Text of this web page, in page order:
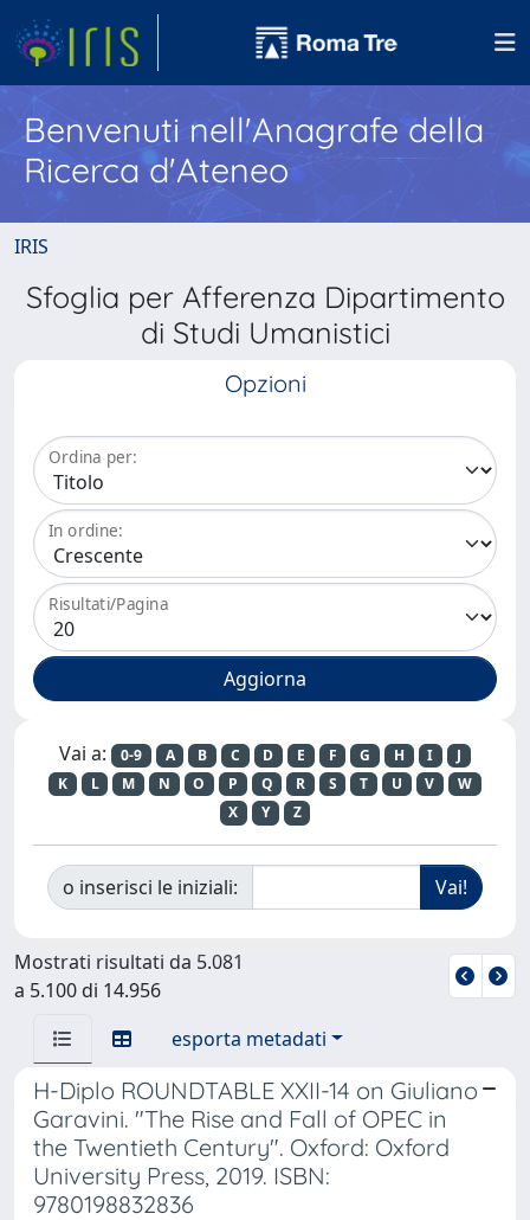
Benvenuti nell'Anagrafe della
Ricerca d'Ateneo
IRIS
Sfoglia per Afferenza Dipartimento
di Studi Umanistici
Opzioni
Ordina per:
In ordine:
Risultati/Pagina
Vai a: 0-9 A B C D E F G H I
J
K
L M N O P Q R S T U V
W
X
Y Z
o inserisci le iniziali:
Mostrati risultati da 5.081
a 5.100 di 14.956
esporta metadati
H-Diplo ROUNDTABLE XXII-14 on Giuliano
Garavini. "The Rise and Fall of OPEC in
the Twentieth Century". Oxford: Oxford
University Press, 2019. ISBN:
9780198832836